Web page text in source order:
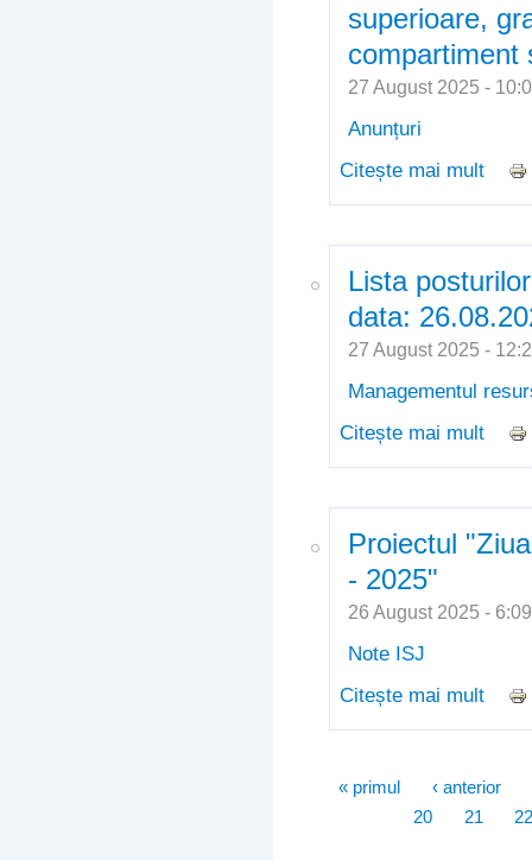
superioare,
compartiment
27 August 2025 -
Anunțuri
Citește mai mult
Lista
data:
27 August 2025 -
Managementul
Citește mai mult
Proiectul
- 2025"
26 August 2025 -
Note ISJ
Citește mai mult
Pagini
« primul
‹ anterior
20
21 22